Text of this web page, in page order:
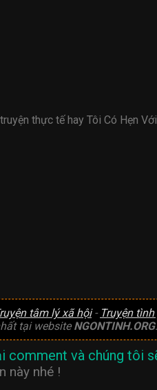
thực tế hay Tôi Có Hẹn
tâm lý xã hội- Truyện tình
tại website NGONTINH.ORG
comment và chúng tôi
này nhé !